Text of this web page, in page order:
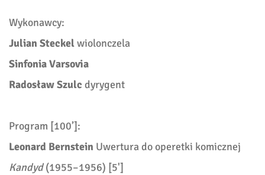
Wykonawcy:
Julian Steckelwiolonczela
Sinfonia Varsovia
Radosław Szulc dyrygent
Program [100’]:
Leonard Bernstein Uwertura do operetki komicznej
Kandyd(1955–1956) [5']